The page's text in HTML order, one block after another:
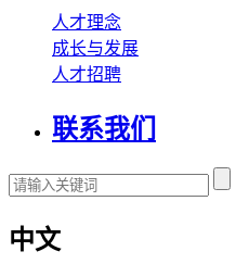
人才理念
成长与发展
人才招聘
联系我们
中文